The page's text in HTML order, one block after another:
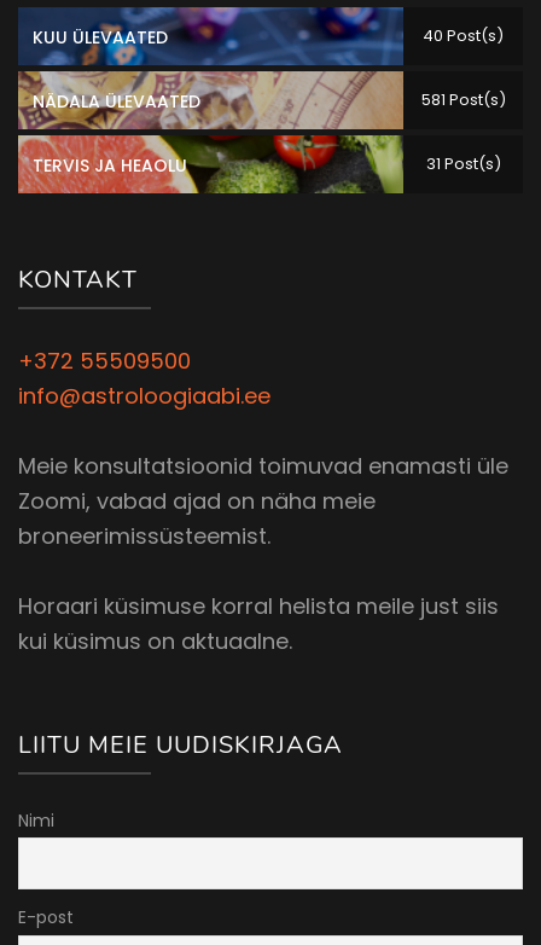
KUU ÜLEVAATED 40 Post(s)
NÄDALA ÜLEVAATED 581 Post(s)
TERVIS JA HEAOLU 31 Post(s)
KONTAKT
+372 55509500
info@astroloogiaabi.ee
Meie konsultatsioonid toimuvad enamasti üle
Zoomi, vabad ajad on näha meie
broneerimissüsteemist.
Horaari küsimuse korral helista meile just siis
kui küsimus on aktuaalne.
LIITU MEIE UUDISKIRJAGA
Nimi
E-post